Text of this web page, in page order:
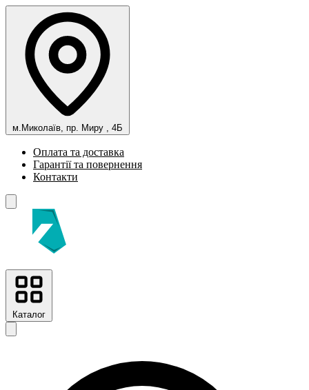
м.Миколаїв, пр. Миру , 4Б
Оплата та доставка
Гарантії та повернення
Контакти
Каталог